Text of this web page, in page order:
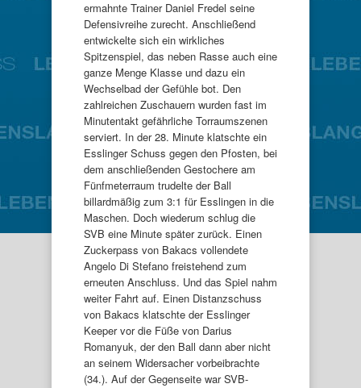
ermahnte Trainer Daniel Fredel seine
Defensivreihe zurecht. Anschließend
entwickelte sich ein wirkliches
Spitzenspiel, das neben Rasse auch eine
ganze Menge Klasse und dazu ein
Wechselbad der Gefühle bot. Den
zahlreichen Zuschauern wurden fast im
Minutentakt gefährliche Torraumszenen
serviert. In der 28. Minute klatschte ein
Esslinger Schuss gegen den Pfosten, bei
dem anschließenden Gestochere am
Fünfmeterraum trudelte der Ball
billardmäßig zum 3:1 für Esslingen in die
Maschen. Doch wiederum schlug die
SVB eine Minute später zurück. Einen
Zuckerpass von Bakacs vollendete
Angelo Di Stefano freistehend zum
erneuten Anschluss. Und das Spiel nahm
weiter Fahrt auf. Einen Distanzschuss
von Bakacs klatschte der Esslinger
Keeper vor die Füße von Darius
Romanyuk, der den Ball dann aber nicht
an seinem Widersacher vorbeibrachte
(34.). Auf der Gegenseite war SVB-